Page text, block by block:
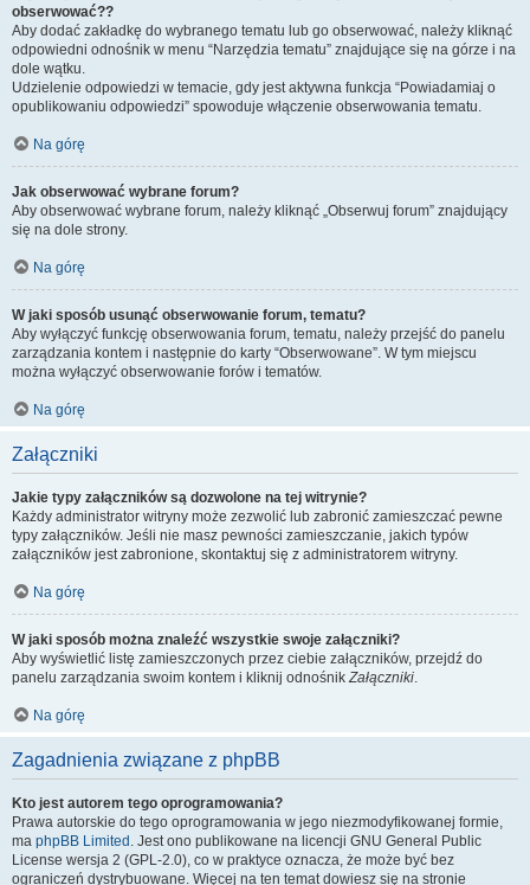
obserwować??
Aby dodać zakładkę do wybranego tematu lub go obserwować, należy kliknąć
odpowiedni odnośnik w menu “Narzędzia tematu” znajdujące się na górze i na
dole wątku.
Udzielenie odpowiedzi w temacie, gdy jest aktywna funkcja “Powiadamiaj o
opublikowaniu odpowiedzi” spowoduje włączenie obserwowania tematu.
Na górę
Jak obserwować wybrane forum?
Aby obserwować wybrane forum, należy kliknąć „Obserwuj forum” znajdujący
się na dole strony.
Na górę
W jaki sposób usunąć obserwowanie forum, tematu?
Aby wyłączyć funkcję obserwowania forum, tematu, należy przejść do panelu
zarządzania kontem i następnie do karty “Obserwowane”. W tym miejscu
można wyłączyć obserwowanie forów i tematów.
Na górę
Załączniki
Jakie typy załączników są dozwolone na tej witrynie?
Każdy administrator witryny może zezwolić lub zabronić zamieszczać pewne
typy załączników. Jeśli nie masz pewności zamieszczanie, jakich typów
załączników jest zabronione, skontaktuj się z administratorem witryny.
Na górę
W jaki sposób można znaleźć wszystkie swoje załączniki?
Aby wyświetlić listę zamieszczonych przez ciebie załączników, przejdź do
panelu zarządzania swoim kontem i kliknij odnośnikZałączniki.
Na górę
Zagadnienia związane z phpBB
Kto jest autorem tego oprogramowania?
Prawa autorskie do tego oprogramowania w jego niezmodyfikowanej formie,
ma phpBB Limited . Jest ono publikowane na licencji GNU General Public
License wersja 2 (GPL-2.0), co w praktyce oznacza, że może być bez
ograniczeń dystrybuowane. Więcej na ten temat dowiesz się na stronie